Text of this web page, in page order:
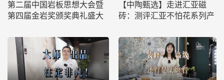
第二届中国岩板思想大会暨
第四届金岩奖颁奖典礼盛大
【中陶甄选】走进汇亚磁
砖：测评汇亚不怕花系列产